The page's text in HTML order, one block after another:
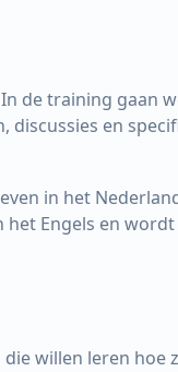
de training gaan
discussies en
in het
Engels en
willen leren